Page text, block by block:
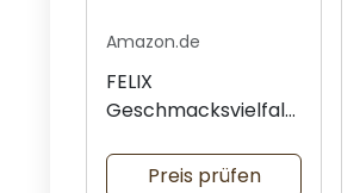
Amazon.de
FELIX
Geschmacksvielfalt
Preis prüfen